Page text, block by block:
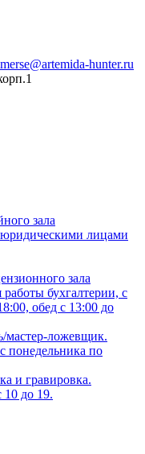
hunter.ru
зала
юридическими лицами
зала
бухгалтерии, с
обед с 13:00 до
мастер-ложевщик.
понедельника по
и гравировка.
10 до 19.